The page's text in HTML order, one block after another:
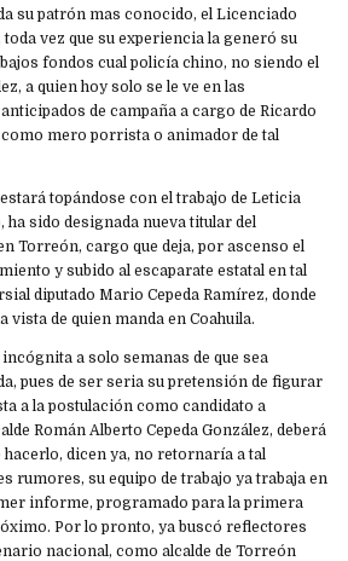
su patrón mas conocido, el Licenciado
vez que su experiencia la generó su
fondos cual policía chino, no siendo el
a quien hoy solo se le ve en las
de campaña a cargo de Ricardo
como mero porrista o animador de tal
topándose con el trabajo de Leticia
ha sido designada nueva titular del
Torreón, cargo que deja, por ascenso el
y subido al escaparate estatal en tal
diputado Mario Cepeda Ramírez, donde
vista de quien manda en Coahuila.
a solo semanas de que sea
pues de ser seria su pretensión de figurar
a la postulación como candidato a
Román Alberto Cepeda González, deberá
dicen ya, no retornaría a tal
rumores, su equipo de trabajo ya trabaja en
informe, programado para la primera
Por lo pronto, ya buscó reflectores
nacional, como alcalde de Torreón